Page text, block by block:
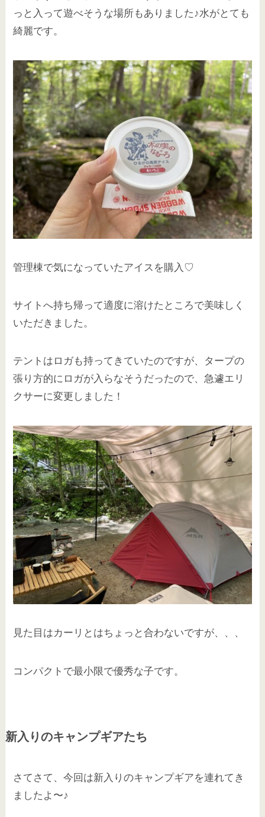
っと入って遊べそうな場所もありました♪水がとても
綺麗です。
管理棟で気になっていたアイスを購入♡
サイトへ持ち帰って適度に溶けたところで美味しく
いただきました。
テントはロガも持ってきていたのですが、タープの
張り方的にロガが入らなそうだったので、急遽エリ
クサーに変更しました！
見た目はカーリとはちょっと合わないですが、、、
コンパクトで最小限で優秀な子です。
新入りのキャンプギアたち
さてさて、今回は新入りのキャンプギアを連れてき
ましたよ〜♪